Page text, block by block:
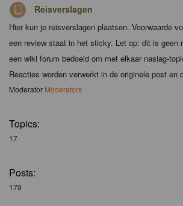
Reisverslagen
Hier kun je reisverslagen plaatsen. Voorwaarde
een review staat in het sticky. Let op: dit is geen
een wiki forum bedoeld om met elkaar naslag-
Reacties worden verwerkt in de originele post en
Moderator Moderators
Topics:
17
Posts:
179